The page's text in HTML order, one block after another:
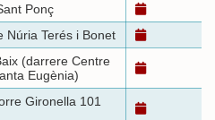
Ponç
Núria Terés i Bonet
(darrere Centre
Eugènia)
Gironella 101